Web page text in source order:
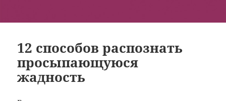
12 способов распознать
просыпающуюся
жадность